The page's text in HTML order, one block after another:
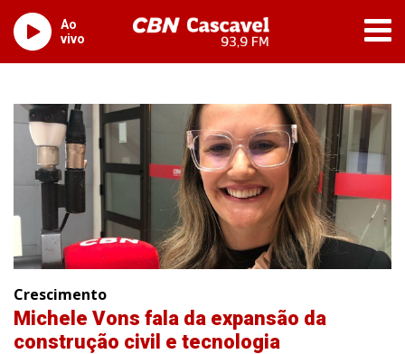
Ao
vivo
Crescimento
Michele Vons fala da expansão da
construção civil e tecnologia